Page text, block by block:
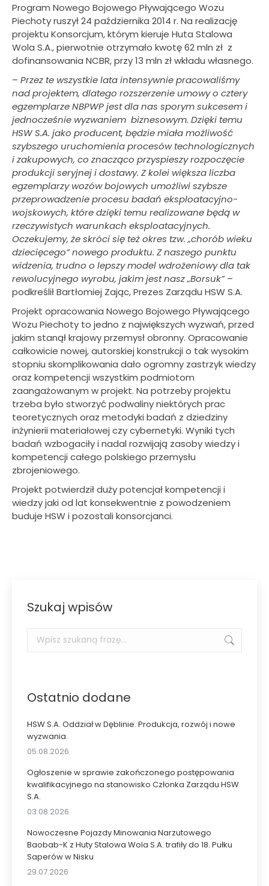
Program Nowego Bojowego Pływającego Wozu
Piechoty ruszył 24 października 2014 r. Na realizację
projektu Konsorcjum, którym kieruje Huta Stalowa
Wola S.A., pierwotnie otrzymało kwotę 62 mln zł z
dofinansowania NCBR, przy 13 mln zł wkładu własnego.
– Przez te wszystkie lata intensywnie pracowaliśmy
nad projektem, dlatego rozszerzenie umowy o cztery
egzemplarze NBPWP jest dla nas sporym sukcesem i
jednocześnie wyzwaniem biznesowym. Dzięki temu
HSW S.A. jako producent, będzie miała możliwość
szybszego uruchomienia procesów technologicznych
i zakupowych, co znacząco przyspieszy rozpoczęcie
produkcji seryjnej i dostawy. Z kolei większa liczba
egzemplarzy wozów bojowych umożliwi szybsze
przeprowadzenie procesu badań eksploatacyjno-
wojskowych, które dzięki temu realizowane będą w
rzeczywistych warunkach eksploatacyjnych.
Oczekujemy, że skróci się też okres tzw. „chorób wieku
dziecięcego” nowego produktu. Z naszego punktu
widzenia, trudno o lepszy model wdrożeniowy dla tak
rewolucyjnego wyrobu, jakim jest nasz „Borsuk”–
podkreślił Bartłomiej Zając, Prezes Zarządu HSW S.A.
Projekt opracowania Nowego Bojowego Pływającego
Wozu Piechoty to jedno z największych wyzwań, przed
jakim stanął krajowy przemysł obronny. Opracowanie
całkowicie nowej, autorskiej konstrukcji o tak wysokim
stopniu skomplikowania dało ogromny zastrzyk wiedzy
oraz kompetencji wszystkim podmiotom
zaangażowanym w projekt. Na potrzeby projektu
trzeba było stworzyć podwaliny niektórych prac
teoretycznych oraz metodyki badań z dziedziny
inżynierii materiałowej czy cybernetyki. Wyniki tych
badań wzbogaciły i nadal rozwijają zasoby wiedzy i
kompetencji całego polskiego przemysłu
zbrojeniowego.
Projekt potwierdził duży potencjał kompetencji i
wiedzy jaki od lat konsekwentnie z powodzeniem
buduje HSW i pozostali konsorcjanci.
Szukaj wpisów
Szukaj:
Ostatnio dodane
HSW S.A. Oddział w Dęblinie. Produkcja, rozwój i nowe
wyzwania.
05.08.2026
Ogłoszenie w sprawie zakończonego postępowania
kwalifikacyjnego na stanowisko Członka Zarządu HSW
S.A.
03.08.2026
Nowoczesne Pojazdy Minowania Narzutowego
Baobab-K z Huty Stalowa Wola S.A. trafiły do 18. Pułku
Saperów w Nisku
29.07.2026